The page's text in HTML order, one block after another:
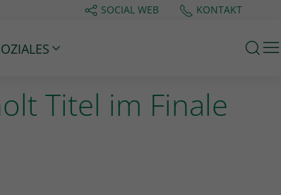
SOCIAL WEB KONTAKT
Titel im Finale